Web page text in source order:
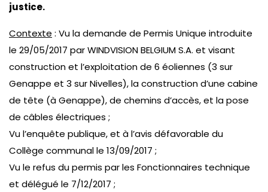
justice.
Contexte : Vu la demande de Permis Unique introduite
le 29/05/2017 par WINDVISION BELGIUM S.A. et visant
construction et l’exploitation de 6 éoliennes (3 sur
Genappe et 3 sur Nivelles), la construction d’une cabine
de tête (à Genappe), de chemins d’accès, et la pose
de câbles électriques ;
Vu l’enquête publique, et à l’avis défavorable du
Collège communal le 13/09/2017 ;
Vu le refus du permis par les Fonctionnaires technique
et délégué le 7/12/2017 ;